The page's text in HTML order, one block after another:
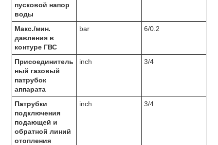
пусковой напор
воды
Макс./мин.
давления в
контуре ГВС
bar 6/0.2
Присоединитель
ный газовый
патрубок
аппарата
inch 3/4
Патрубки
подключения
подающей и
обратной линий
отопления
inch 3/4